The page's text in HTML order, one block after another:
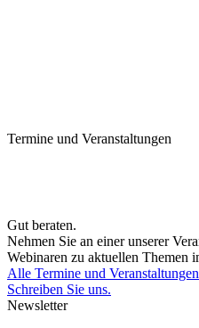
Termine und Veranstaltungen
Gut beraten.
Nehmen Sie an einer unserer
Webinaren zu aktuellen Themen
Alle Termine und
Schreiben Sie uns.
Newsletter